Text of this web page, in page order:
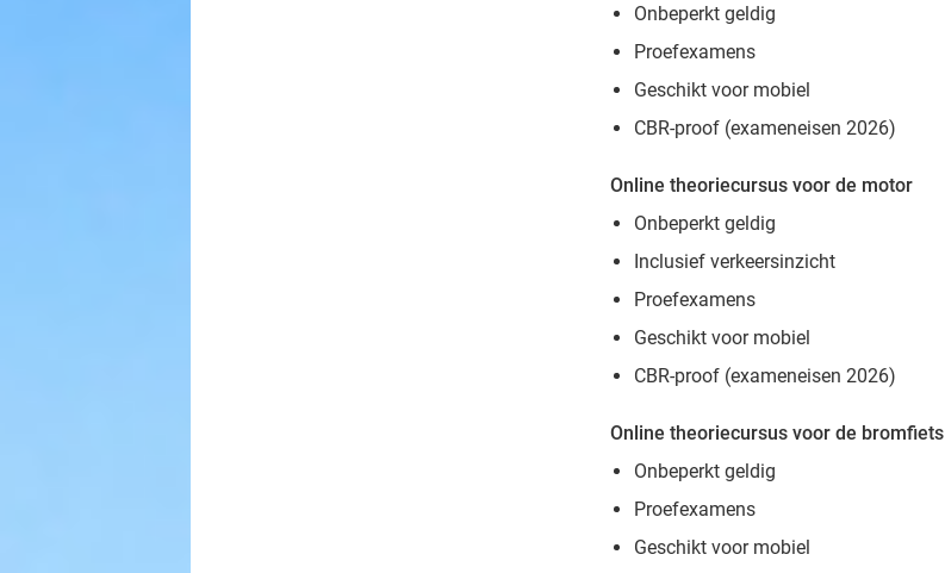
Onbeperkt geldig
Proefexamens
Geschikt voor mobiel
CBR-proof (exameneisen 2026)
Online theoriecursus voor de motor
Onbeperkt geldig
Inclusief verkeersinzicht
Proefexamens
Geschikt voor mobiel
CBR-proof (exameneisen 2026)
Online theoriecursus voor de bromfiets
Onbeperkt geldig
Proefexamens
Geschikt voor mobiel